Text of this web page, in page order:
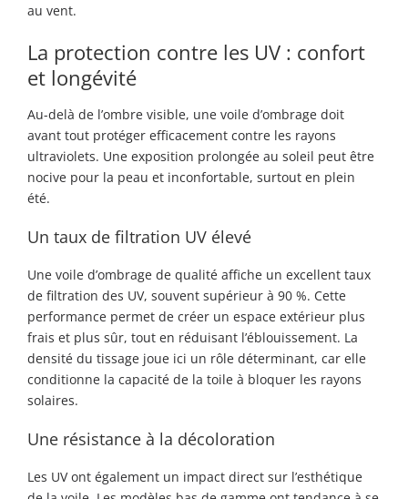
au vent.
La protection contre les UV : confort
et longévité
Au-delà de l’ombre visible, une voile d’ombrage doit
avant tout protéger efficacement contre les rayons
ultraviolets. Une exposition prolongée au soleil peut être
nocive pour la peau et inconfortable, surtout en plein
été.
Un taux de filtration UV élevé
Une voile d’ombrage de qualité affiche un excellent taux
de filtration des UV, souvent supérieur à 90 %. Cette
performance permet de créer un espace extérieur plus
frais et plus sûr, tout en réduisant l’éblouissement. La
densité du tissage joue ici un rôle déterminant, car elle
conditionne la capacité de la toile à bloquer les rayons
solaires.
Une résistance à la décoloration
Les UV ont également un impact direct sur l’esthétique